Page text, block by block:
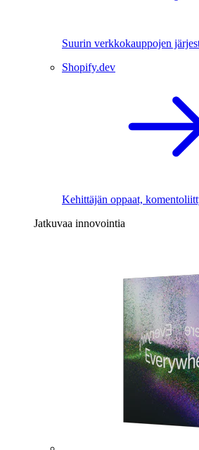
Suurin verkkokauppojen
Shopify.dev
Kehittäjän oppaat,
Jatkuvaa innovointia